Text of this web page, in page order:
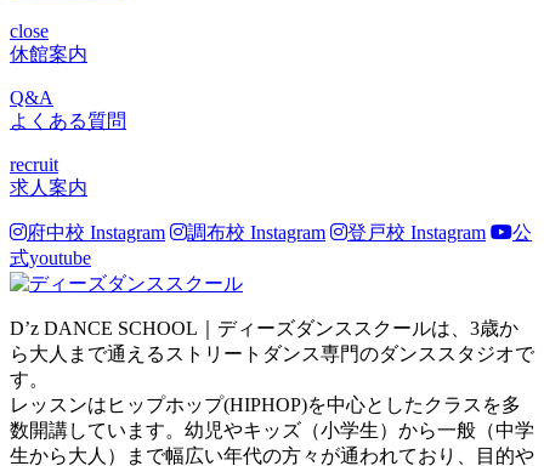
close
休館案内
Q&A
よくある質問
recruit
求人案内
府中校 Instagram 調布校 Instagram 登戸校 Instagram
公
式youtube
D’z DANCE SCHOOL｜ディーズダンススクールは、3歳か
ら大人まで通えるストリートダンス専門のダンススタジオで
す。
レッスンはヒップホップ(HIPHOP)を中心としたクラスを多
数開講しています。幼児やキッズ（小学生）から一般（中学
生から大人）まで幅広い年代の方々が通われており、目的や